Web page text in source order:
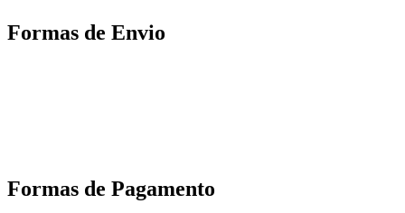
Formas de Envio
Formas de Pagamento